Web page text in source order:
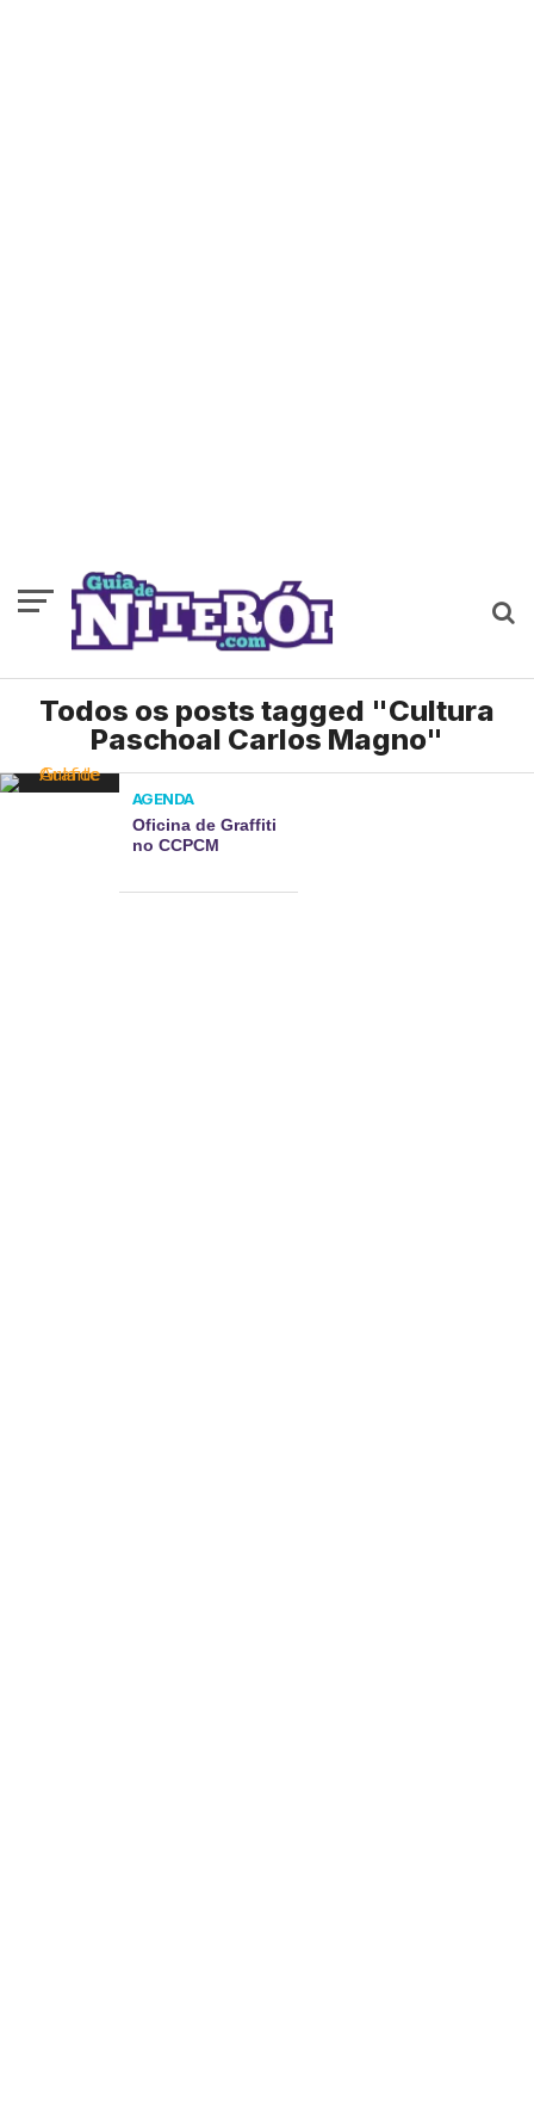
Todos os posts tagged "Cultura
Paschoal Carlos Magno"
AGENDA
Oficina de Graffiti
no CCPCM